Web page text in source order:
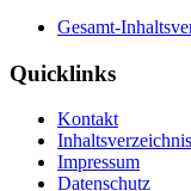
Gesamt-
Quicklinks
Kontakt
Inhaltsverzeichnis
Impressum
Datenschutz